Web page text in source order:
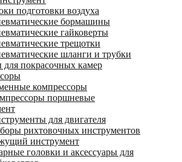
подготовки воздуха
бормашины
гайковерты
трещотки
шланги и трубки
покрасочных камер
компрессоры
поршневые
для двигателя
рихтовочных инструментов
инструмент
головки и аксессуары для